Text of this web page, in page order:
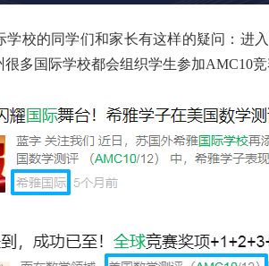
学校的同学们和家长有这样的疑问：进
多国际学校都会组织学生参加AMC10竞